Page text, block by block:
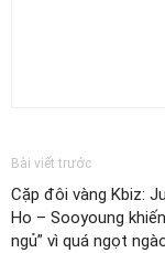
Bài viết trước
Cặp đôi vàng Kbiz:
Ho – Sooyoung
ngủ” vì quá ngọt